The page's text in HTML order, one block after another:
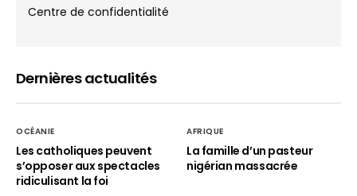
Centre de confidentialité
Dernières actualités
OCÉANIE
Les catholiques peuvent
s’opposer aux spectacles
ridiculisant la foi
AFRIQUE
La famille d’un pasteur
nigérian massacrée